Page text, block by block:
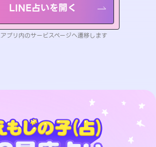
LINE占いを開く
プリ内のサービスページへ遷移します